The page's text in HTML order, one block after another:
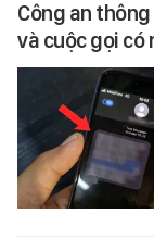
Công an
và cuộc gọi có